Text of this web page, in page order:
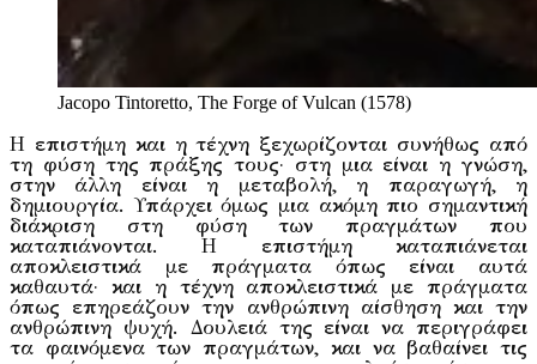
Jacopo Tintoretto, The Forge of Vulcan (1578)
Η επιστήμη και η τέχνη ξεχωρίζονται συνήθως από
τη φύση της πράξης τους· στη μια είναι η γνώση,
στην άλλη είναι η μεταβολή, η παραγωγή, η
δημιουργία. Υπάρχει όμως μια ακόμη πιο σημαντική
διάκριση στη φύση των πραγμάτων που
καταπιάνονται. H επιστήμη καταπιάνεται
αποκλειστικά με πράγματα όπως είναι αυτά
καθαυτά· και η τέχνη αποκλειστικά με πράγματα
όπως επηρεάζουν την ανθρώπινη αίσθηση και την
ανθρώπινη ψυχή. Δουλειά της είναι να περιγράφει
τα φαινόμενα των πραγμάτων, και να βαθαίνει τις